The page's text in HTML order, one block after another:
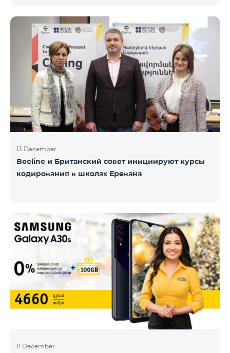
ассоциация» и при содействии Beeline.
Награждение проводится с целью дать оценку
проделанной работе в сфере общественных
связей и коммуникаций, одновременно озвучить
имеющиеся в сфере проблемы, достижения и
вызовы. Армянская PR-ассоциация в течение года
проводила мониторинг происходящих в этой
области событий на основе
13 December
Beeline и Британский совет инициируют курсы
кодирования в школах Еревана
11 December